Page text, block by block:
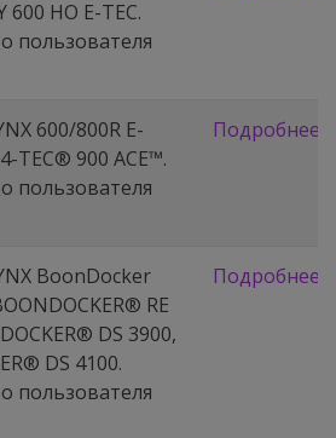
600 HO Е-ТЕС.
пользователя
600/800R E-
TEC® 900 ACE™.
пользователя
Подробнее
BoonDocker
RE
DS 3900,
DS 4100.
пользователя
Подробнее